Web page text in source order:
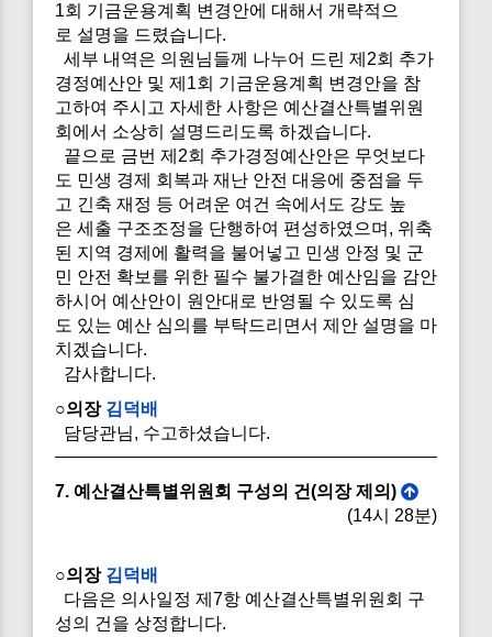
1회 기금운용계획 변경안에 대해서 개략적으
로 설명을 드렸습니다.
세부 내역은 의원님들께 나누어 드린 제2회 추가
경정예산안 및 제1회 기금운용계획 변경안을 참
고하여 주시고 자세한 사항은 예산결산특별위원
회에서 소상히 설명드리도록 하겠습니다.
끝으로 금번 제2회 추가경정예산안은 무엇보다
도 민생 경제 회복과 재난 안전 대응에 중점을 두
고 긴축 재정 등 어려운 여건 속에서도 강도 높
은 세출 구조조정을 단행하여 편성하였으며, 위축
된 지역 경제에 활력을 불어넣고 민생 안정 및 군
민 안전 확보를 위한 필수 불가결한 예산임을 감안
하시어 예산안이 원안대로 반영될 수 있도록 심
도 있는 예산 심의를 부탁드리면서 제안 설명을 마
치겠습니다.
감사합니다.
○의장 김덕배
담당관님, 수고하셨습니다.
7. 예산결산특별위원회 구성의 건(의장 제의)
(14시 28분)
○의장 김덕배
다음은 의사일정 제7항 예산결산특별위원회 구
성의 건을 상정합니다.